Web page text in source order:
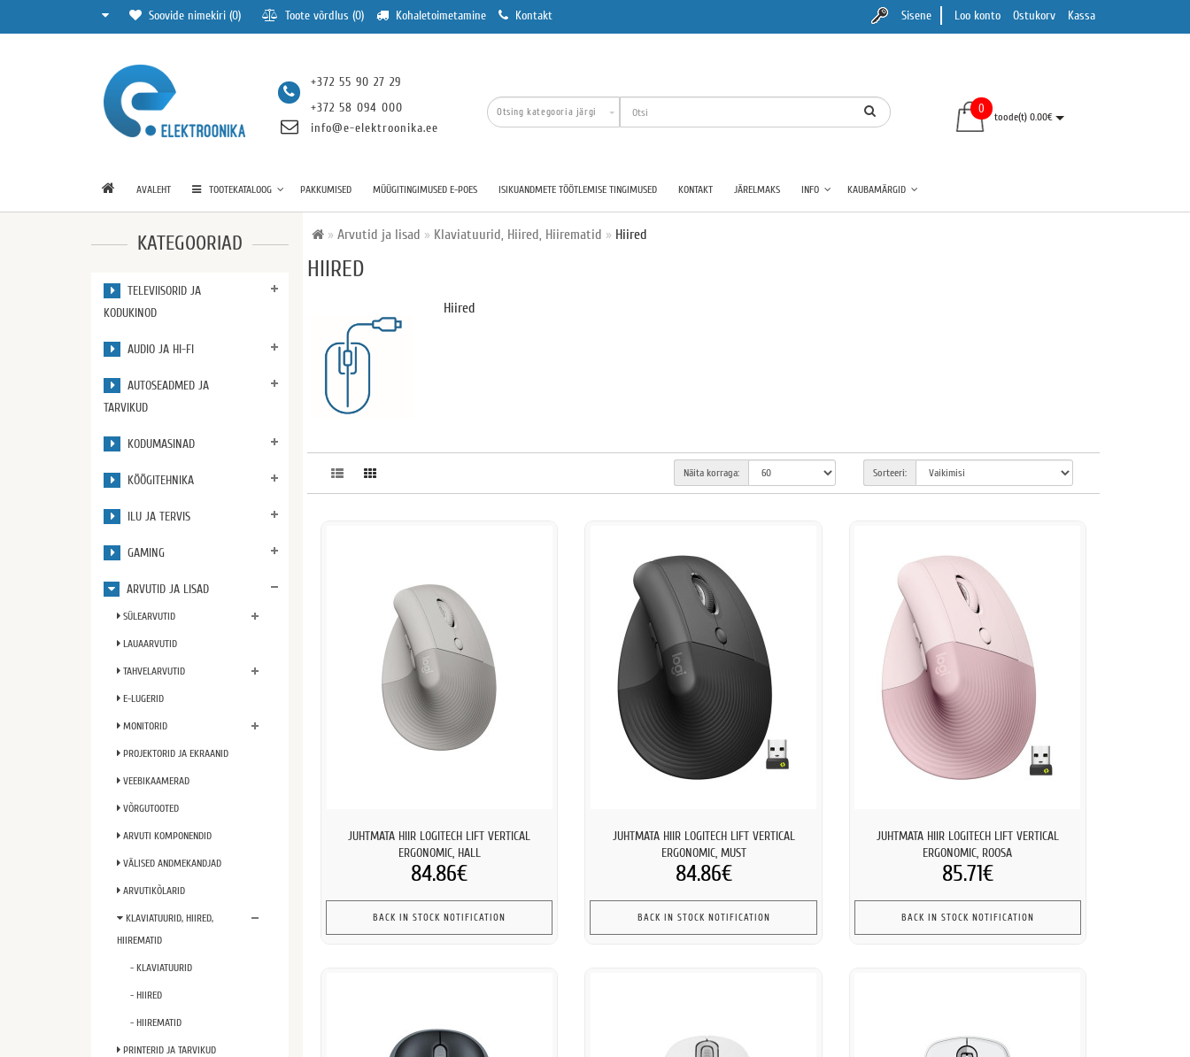
Soovide nimekiri (0) Toote võrdlus (0) Kohaletoimetamine Kontakt Sisene Loo konto Ostukorv Kassa
+372 55 90 27 29
+372 58 094 000
info@e-elektroonika.ee
0
toode(t) 0.00€
AVALEHT TOOTEKATALOOG PAKKUMISED MÜÜGITINGIMUSED E-POES ISIKUANDMETE TÖÖTLEMISE TINGIMUSED KONTAKT JÄRELMAKS INFO KAUBAMÄRGID
KATEGOORIAD
TELEVIISORID JA
KODUKINOD
AUDIO JA HI-FI
AUTOSEADMED JA
TARVIKUD
KODUMASINAD
KÖÖGITEHNIKA
ILU JA TERVIS
GAMING
ARVUTID JA LISAD
SÜLEARVUTID
LAUAARVUTID
TAHVELARVUTID
E-LUGERID
MONITORID
PROJEKTORID JA EKRAANID
VEEBIKAAMERAD
VÕRGUTOOTED
ARVUTI KOMPONENDID
VÄLISED ANDMEKANDJAD
ARVUTIKÕLARID
KLAVIATUURID, HIIRED,
HIIREMATID
- KLAVIATUURID
- HIIRED
- HIIREMATID
PRINTERID JA TARVIKUD
Arvutid ja lisad Klaviatuurid, Hiired, Hiirematid Hiired
HIIRED
Hiired
Sorteeri:
Näita korraga:
JUHTMATA HIIR LOGITECH LIFT VERTICAL
ERGONOMIC, HALL
84.86€
BACK IN STOCK NOTIFICATION
JUHTMATA HIIR LOGITECH LIFT VERTICAL
ERGONOMIC, MUST
84.86€
BACK IN STOCK NOTIFICATION
JUHTMATA HIIR LOGITECH LIFT VERTICAL
ERGONOMIC, ROOSA
85.71€
BACK IN STOCK NOTIFICATION